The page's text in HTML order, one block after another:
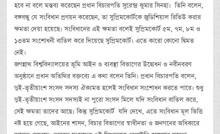
হবে না বলে মন্তব্য করেছেন প্রধান বিচারপতি সুরেন্দ্র কুমার সিনহা। তিনি বলেন,
বঙ্গবন্ধু যে সংবিধান প্রণয়ন করেছেন, তা সুপ্রিমকোর্টকে জুডিশিয়াল রিভিউ করার
ক্ষমতা দেয়া হয়েছে। সংবিধানের এই ক্ষমতা বলেই সুপ্রিমকোর্ট ৫ম, ৭ম, ৮ম ও
১৩তম সংশোধনী বাতিল করে দিয়েছে সুপ্রিমকোর্ট। এতে কারো কোনো দ্বিমত
নেই।
জগন্নাথ বিশ্ববিদ্যালয়ের ভূমি আইন ও ব্যবস্থা বিভাগের উদ্বোধন ও নবীনবরণ
অনুষ্ঠানে প্রধান অতিথির বক্তব্যে এ কথা বলেন তিনি। প্রধান বিচারপতি বলেন,
দুই-তৃতীয়াংশ সংসদ সদস্য ঐক্যমত হলেই সংবিধান সংশোধন করতে পারে। শুধু
দুই-তৃতীয়াংশ সংসদ সদস্যই না পুরো সংসদ মিলে যদি সংবিধান বাতিল করে,
সেই ক্ষমতা তাদের আছে। কিন্তু সুপ্রিমকোর্ট যদি দেখে, এতে সংবিধান মূল ভিত্তি
নষ্ট হয়ে গেছে, আইনের শাসন, বিচার বিভাগের স্বাধীনতা ও জনগনের অধিকারে